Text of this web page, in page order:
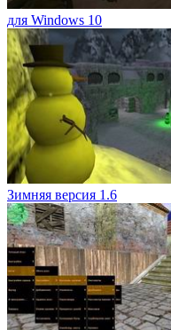
для Windows 10
Зимняя версия 1.6